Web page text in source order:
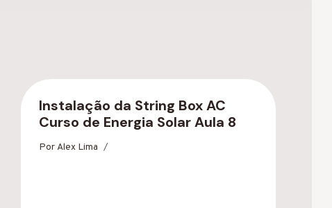
Instalação da String Box AC
Curso de Energia Solar Aula 8
PorAlex Lima